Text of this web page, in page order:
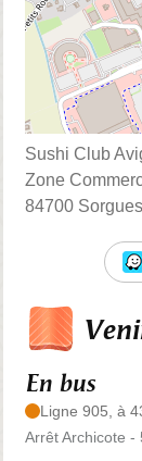
Sushi Club
Zone
84700 Sorgues
En bus
Ligne 905, à
Arrêt Archicote -